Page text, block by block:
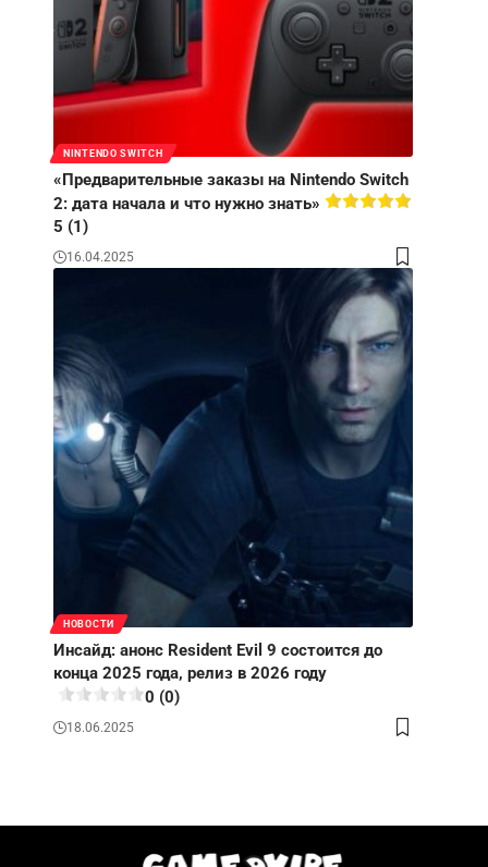
NINTENDO SWITCH
«Предварительные заказы на Nintendo Switch
2: дата начала и что нужно знать»
5 (1)
16.04.2025
НОВОСТИ
Инсайд: анонс Resident Evil 9 состоится до
конца 2025 года, релиз в 2026 году
0 (0)
18.06.2025